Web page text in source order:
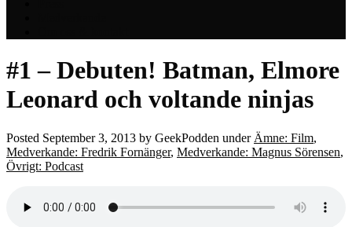
#1 – Debuten! Batman, Elmore
Leonard och voltande ninjas
Posted September 3, 2013 by GeekPodden under Ämne: Film,
Medverkande: Fredrik Fornänger, Medverkande: Magnus Sörensen,
Övrigt: Podcast